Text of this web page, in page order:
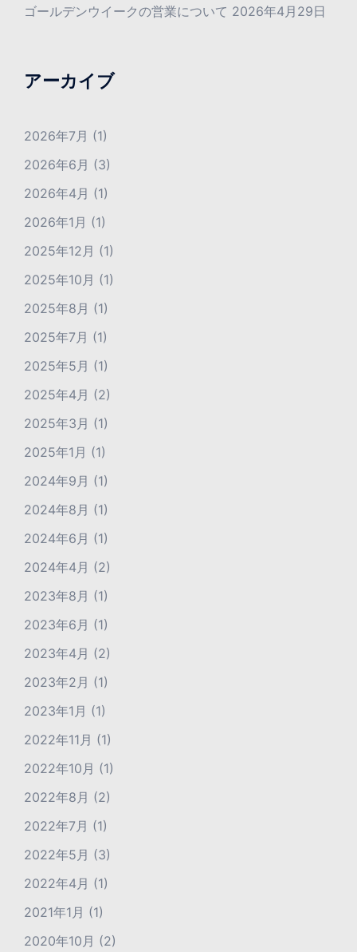
ゴールデンウイークの営業について 2026年4月29日
アーカイブ
2026年7月 (1)
2026年6月 (3)
2026年4月 (1)
2026年1月 (1)
2025年12月 (1)
2025年10月 (1)
2025年8月 (1)
2025年7月 (1)
2025年5月 (1)
2025年4月 (2)
2025年3月 (1)
2025年1月 (1)
2024年9月 (1)
2024年8月 (1)
2024年6月 (1)
2024年4月 (2)
2023年8月 (1)
2023年6月 (1)
2023年4月 (2)
2023年2月 (1)
2023年1月 (1)
2022年11月 (1)
2022年10月 (1)
2022年8月 (2)
2022年7月 (1)
2022年5月 (3)
2022年4月 (1)
2021年1月 (1)
2020年10月 (2)